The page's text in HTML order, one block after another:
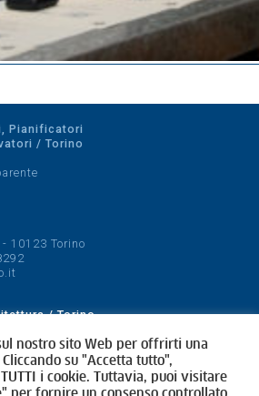
Pianificatori
/ Torino
10123 Torino
/ Torino
nostro sito Web per offrirti una
su "Accetta tutto",
i cookie. Tuttavia, puoi visitare